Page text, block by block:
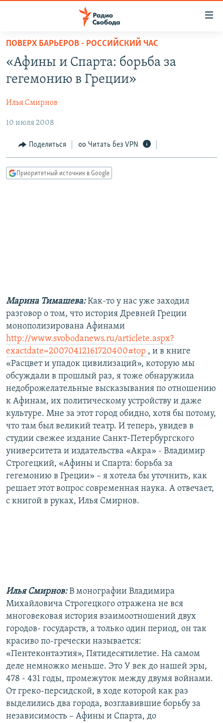
упрощенного
доступа
основному
Вернутся
главной
навигации
Вернутся
ПРОГРАММЫ
ПОДКАСТЫ
АВТОРСКИЕ ПРОЕКТЫ
ЦИТАТЫ СВОБОДЫ
МНЕНИЯ
КУЛЬТУРА
IDEL.РЕАЛИИ
КАВКАЗ.РЕАЛИИ
Все сайты РСЕ/РС
ПОВЕРХ БАРЬЕРОВ - РОССИЙСКИЙ ЧАС
«Афины и Спарта: борьба за
гегемонию в Греции»
Илья Смирнов
10 июля 2008
Поделиться Читать без VPN
Приоритетный источник в Google
Марина Тимашева:Как-то у нас уже заходил
разговор о том, что история Древней Греции
монополизирована Афинами
http://www.svobodanews.ru/articlete.aspx?
exactdate=20070412161720400#top , и в книге
«Расцвет и упадок цивилизаций», которую мы
обсуждали в прошлый раз, я тоже обнаружила
недоброжелательные высказывания по отношению
к Афинам, их политическому устройству и даже
культуре. Мне за этот город обидно, хотя бы потому,
что там был великий театр. И теперь, увидев в
студии свежее издание Санкт-Петербургского
университета и издательства «Акра» - Владимир
Строгецкий, «Афины и Спарта: борьба за
гегемонию в Греции» – я хотела бы уточнить, как
решает этот вопрос современная наука. А отвечает,
с книгой в руках, Илья Смирнов.
Илья Смирнов:В монографии Владимира
Михайловича Строгецкого отражена не вся
многовековая история взаимоотношений двух
городов- государств, а только один период, он так
красиво по-гречески называется:
«Пентеконтаэтия», Пятидесятилетие. На самом
деле немножко меньше. Это У век до нашей эры,
478 - 431 годы, промежуток между двумя войнами.
От греко-персидской, в ходе которой как раз
выделились два города, возглавившие борьбу за
независимость – Афины и Спарта, до